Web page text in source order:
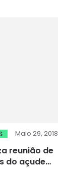
Maio 29, 2018
reunião de
do açude